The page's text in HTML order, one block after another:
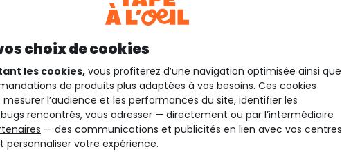
choix de cookies
les cookies, vous profiterez d’une navigation optimisée ainsi que
de produits plus adaptées à vos besoins. Ces cookies
mesurer l’audience et les performances du site, identifier les
rencontrés, vous adresser — directement ou par l’intermédiaire
— des communications et publicités en lien avec vos centres
personnaliser votre expérience.